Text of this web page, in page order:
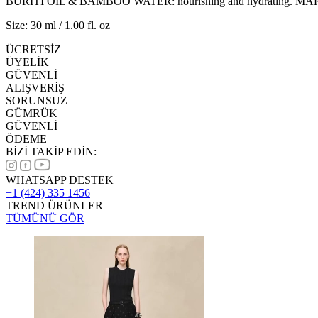
Size: 30 ml / 1.00 fl. oz
ÜCRETSİZ
ÜYELİK
GÜVENLİ
ALIŞVERİŞ
SORUNSUZ
GÜMRÜK
GÜVENLİ
ÖDEME
BİZİ TAKİP EDİN:
WHATSAPP DESTEK
+1 (424) 335 1456
TREND ÜRÜNLER
TÜMÜNÜ GÖR